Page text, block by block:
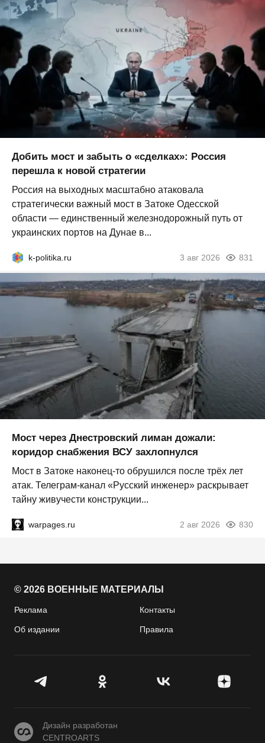
Добить мост и забыть о «сделках»: Россия
перешла к новой стратегии
Россия на выходных масштабно атаковала
стратегически важный мост в Затоке Одесской
области — единственный железнодорожный путь от
украинских портов на Дунае в...
k-politika.ru 3 авг 2026 831
Мост через Днестровский лиман дожали:
коридор снабжения ВСУ захлопнулся
Мост в Затоке наконец-то обрушился после трёх лет
атак. Телеграм-канал «Русский инженер» раскрывает
тайну живучести конструкции...
warpages.ru 2 авг 2026 830
© 2026 ВОЕННЫЕ МАТЕРИАЛЫ
Реклама Контакты
Об издании Правила
CENTROARTS